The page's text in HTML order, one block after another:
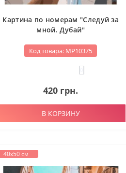
Картина по номерам "Следуй за
мной. Дубай"
Код товара: МР10375
420 грн.
В КОРЗИНУ
40х50 см